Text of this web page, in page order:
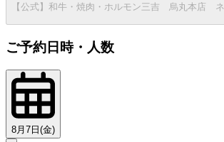
【公式】和牛・焼肉・ホルモン三吉 烏丸本店
ご予約日時・人数
8月7日(金)